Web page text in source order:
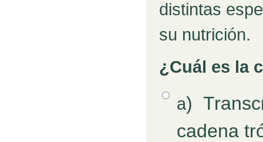
distintas
su nutrición.
¿Cuál es la
Respuestas
Opción 1
a)
cadena